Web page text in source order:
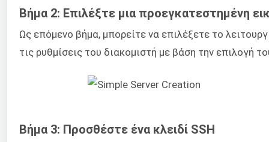
Βήμα 2: Επιλέξτε μια προεγκατεστημένη
Ως επόμενο βήμα, μπορείτε να επιλέξετε το
τις ρυθμίσεις του διακομιστή με βάση την επιλογή
Βήμα 3: Προσθέστε ένα κλειδί SSH